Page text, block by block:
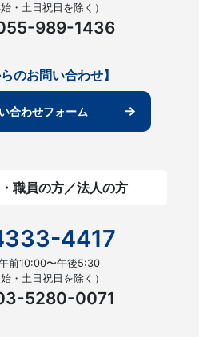
始・土日祝日を除く）
989-1436
のお問い合わせ】
合わせフォーム
職員の方／法人の方
4417
前10:00〜午後5:30
始・土日祝日を除く）
5280-0071